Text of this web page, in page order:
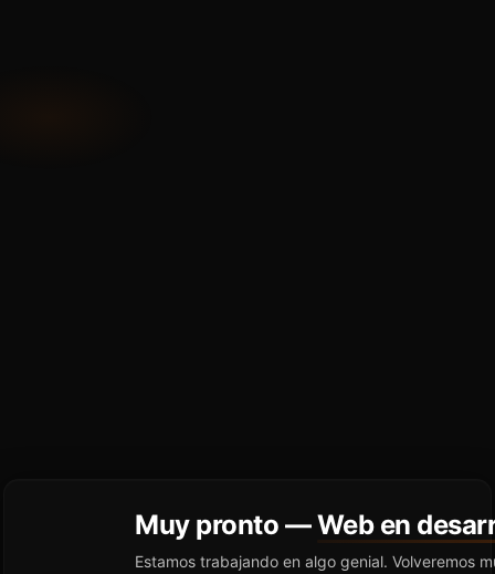
Muy pronto —Web en
Estamos trabajando en algo genial. Volveremos